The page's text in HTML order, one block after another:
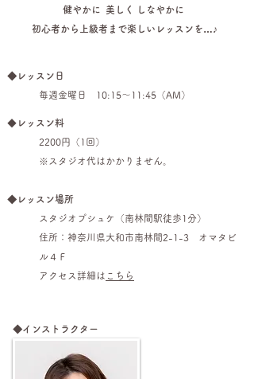
健やかに 美しく しなやかに
初心者から上級者まで楽しいレッスンを…♪
◆レッスン日
毎週金曜日 10:15〜11:45（AM）
◆ レッスン料
2200円（1回）
​※スタジオ代はかかりません。
◆レッスン場所
スタジオプシュケ（南林間駅徒歩1分）
住所： 神奈川県大和市南林間2-1-3 オマタビ
ル４Ｆ
​ アクセス詳細は こちら
◆インストラクター